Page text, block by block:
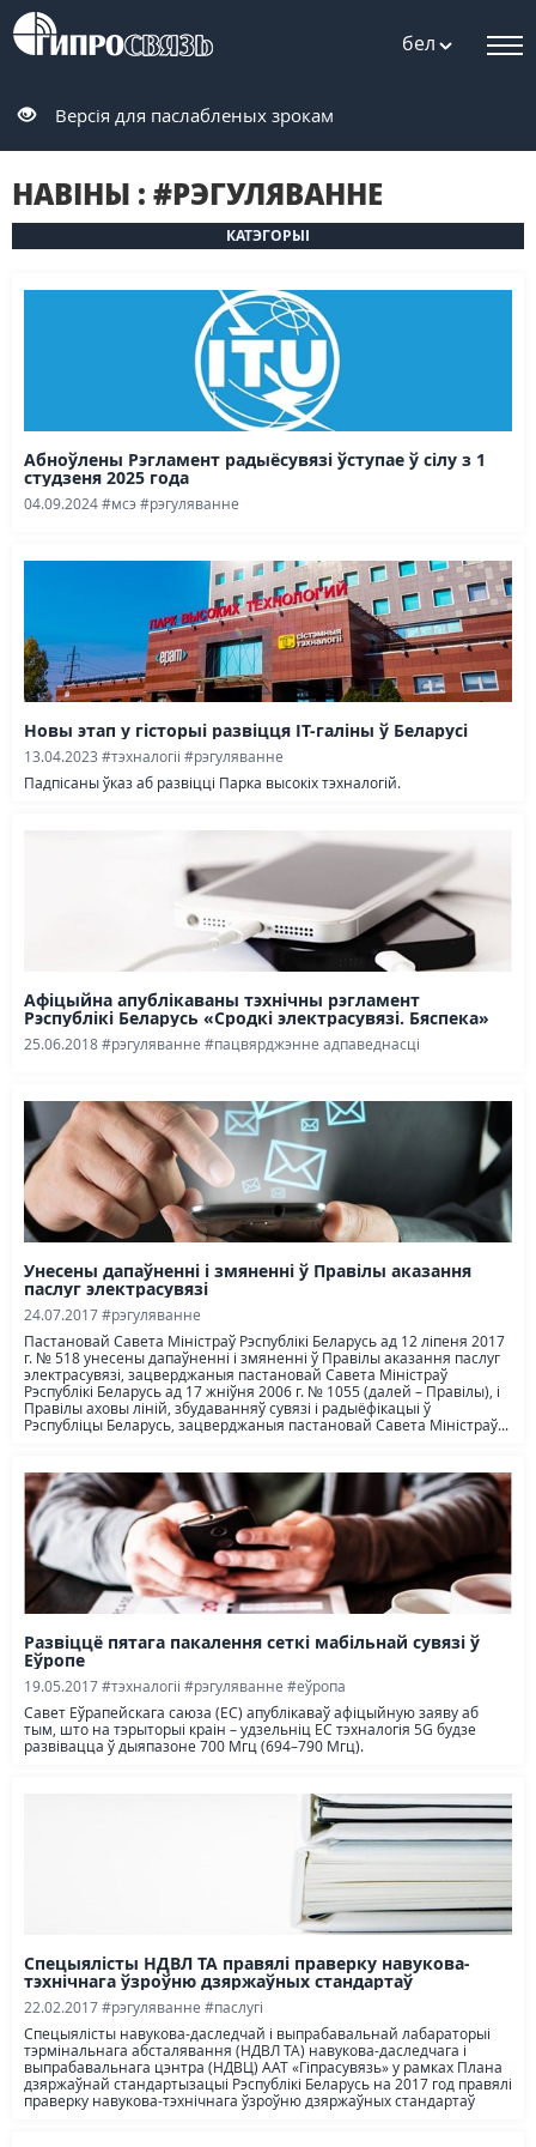
бел
Версія для паслабленых зрокам
НАВIНЫ : #РЭГУЛЯВАННЕ
КАТЭГОРЫІ
Абноўлены Рэгламент радыёсувязі ўступае ў сілу з 1
студзеня 2025 года
04.09.2024#мсэ#рэгуляванне
Новы этап у гісторыі развіцця IT-галіны ў Беларусі
13.04.2023 #тэхналогіі #рэгуляванне
Падпісаны ўказ аб развіцці Парка высокіх тэхналогій.
Афіцыйна апублікаваны тэхнічны рэгламент
Рэспублікі Беларусь «Сродкі электрасувязі. Бяспека»
25.06.2018#рэгуляванне #пацвярджэнне адпаведнасці
Унесены дапаўненні і змяненні ў Правілы аказання
паслуг электрасувязі
24.07.2017#рэгуляванне
Пастановай Савета Міністраў Рэспублікі Беларусь ад 12 ліпеня 2017
г. № 518 унесены дапаўненні і змяненні ў Правілы аказання паслуг
электрасувязі, зацверджаныя пастановай Савета Міністраў
Рэспублікі Беларусь ад 17 жніўня 2006 г. № 1055 (далей – Правілы), і
Правілы аховы ліній, збудаванняў сувязі і радыёфікацыі ў
Рэспубліцы Беларусь, зацверджаныя пастановай Савета Міністраў...
Развіццё пятага пакалення сеткі мабільнай сувязі ў
Еўропе
19.05.2017#тэхналогіі #рэгуляванне #еўропа
Савет Еўрапейскага саюза (ЕС) апублікаваў афіцыйную заяву аб
тым, што на тэрыторыі краін – удзельніц ЕС тэхналогія 5G будзе
развівацца ў дыяпазоне 700 Мгц (694–790 Мгц).
Спецыялісты НДВЛ ТА правялі праверку навукова-
тэхнічнага ўзроўню дзяржаўных стандартаў
22.02.2017#рэгуляванне #паслугі
Спецыялісты навукова-даследчай і выпрабавальнай лабараторыі
тэрмінальнага абсталявання (НДВЛ ТА) навукова-даследчага і
выпрабавальнага цэнтра (НДВЦ) ААТ «Гіпрасувязь» у рамках Плана
дзяржаўнай стандартызацыі Рэспублікі Беларусь на 2017 год правялі
праверку навукова-тэхнічнага ўзроўню дзяржаўных стандартаў